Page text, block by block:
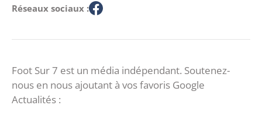
Réseaux sociaux :
Foot Sur 7 est un média indépendant. Soutenez-
nous en nous ajoutant à vos favoris Google
Actualités :